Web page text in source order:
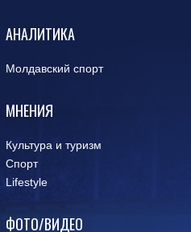
АНАЛИТИКА
Молдавский спорт
МНЕНИЯ
Культура и туризм
Спорт
Lifestyle
ФОТО/ВИДЕО